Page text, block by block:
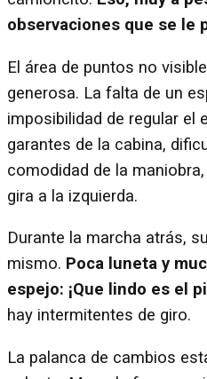
observaciones que se le
El área de puntos no
generosa. La falta de un
imposibilidad de regular el
garantes de la cabina,
comodidad de la
gira a la izquierda.
Durante la marcha atrás,
mismo. Poca luneta y
espejo: ¡Que lindo es el
hay intermitentes de giro.
La palanca de cambios